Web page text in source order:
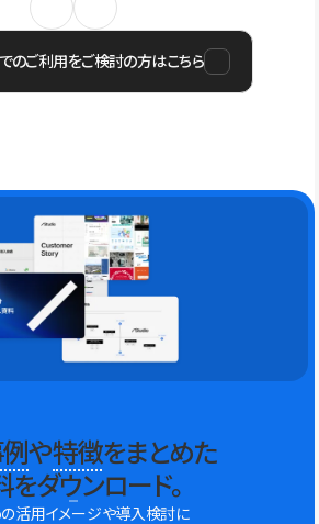
のご利用をご検討の方はこちら
や特徴をまとめた
をダウンロード。
活用イメージや導入検討に